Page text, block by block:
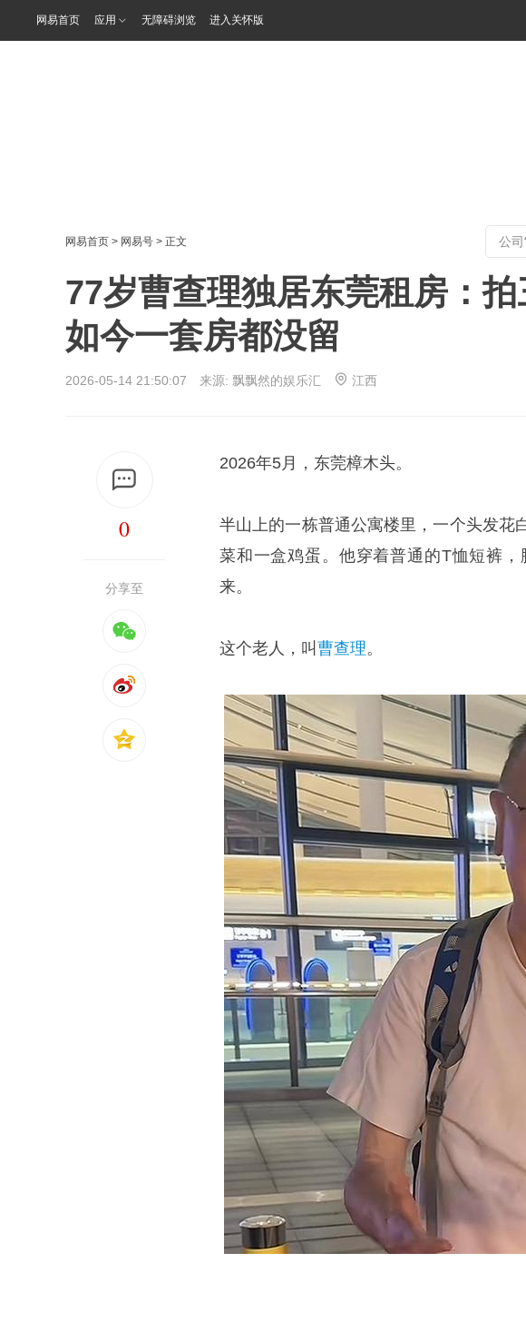
网易首页 应用 无障碍浏览 进入关怀版
网易首页 > 网易号 > 正文
77岁曹查理独居东莞租房：
如今一套房都没留
2026-05-14 21:50:07 来源: 飘飘然的娱乐汇 江西
0
分享至
2026年5月，东莞樟木头。
半山上的一栋普通公寓楼里，一个头发花
菜和一盒鸡蛋。他穿着普通的T恤短裤
来。
这个老人，叫 曹查理。